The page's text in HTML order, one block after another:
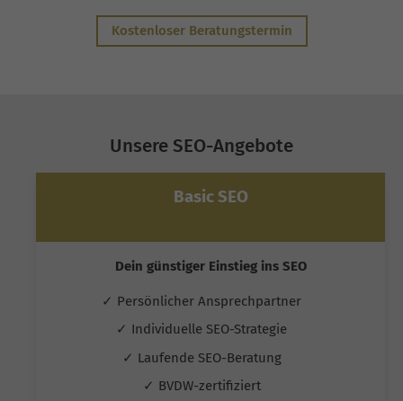
Kostenloser Beratungstermin
Unsere SEO-Angebote
Basic SEO
Dein günstiger Einstieg ins SEO
✓ Persönlicher Ansprechpartner
✓ Individuelle SEO-Strategie
✓ Laufende SEO-Beratung
✓ BVDW-zertifiziert